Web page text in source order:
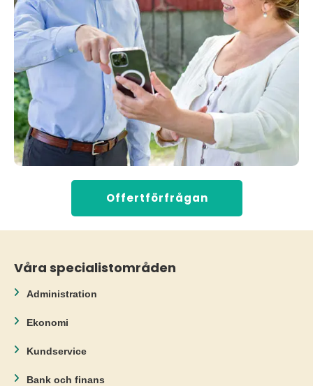
Offertförfrågan
Våra specialistområden
Administration
Ekonomi
Kundservice
Bank och finans